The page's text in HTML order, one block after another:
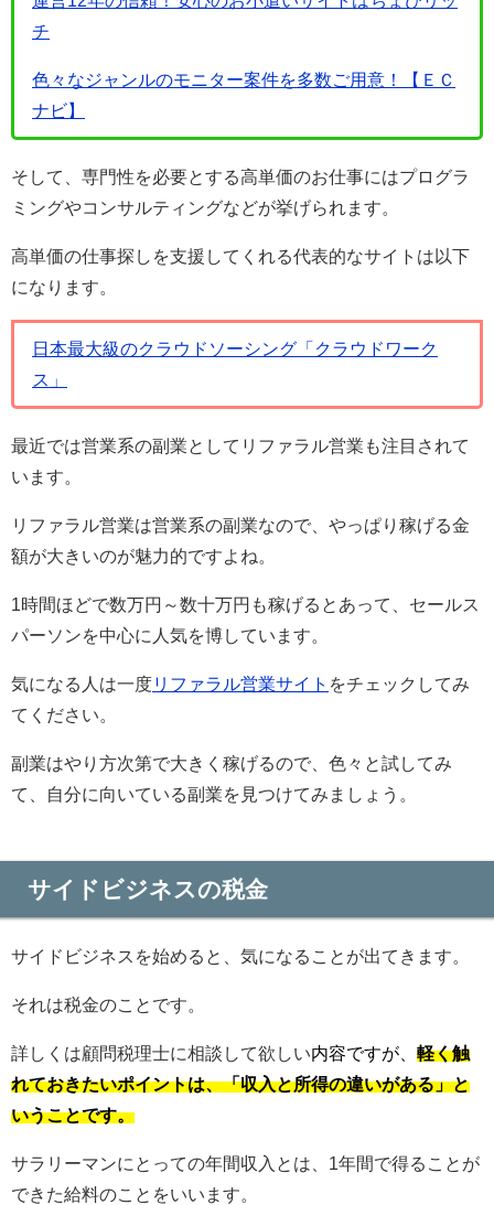
チ
色々なジャンルのモニター案件を多数ご用意！【ＥＣ
ナビ】
そして、専門性を必要とする高単価のお仕事にはプログラ
ミングやコンサルティングなどが挙げられます。
高単価の仕事探しを支援してくれる代表的なサイトは以下
になります。
日本最大級のクラウドソーシング「クラウドワーク
ス」
最近では営業系の副業としてリファラル営業も注目されて
います。
リファラル営業は営業系の副業なので、やっぱり稼げる金
額が大きいのが魅力的ですよね。
1時間ほどで数万円～数十万円も稼げるとあって、セールス
パーソンを中心に人気を博しています。
気になる人は一度リファラル営業サイト をチェックしてみ
てください。
副業はやり方次第で大きく稼げるので、色々と試してみ
て、自分に向いている副業を見つけてみましょう。
サイドビジネスの税金
サイドビジネスを始めると、気になることが出てきます。
それは税金のことです。
詳しくは顧問税理士に相談して欲しい内容ですが、 軽く触
れておきたいポイントは、「収入と所得の違いがある」と
いうことです。
サラリーマンにとっての年間収入とは、1年間で得ることが
できた給料のことをいいます。